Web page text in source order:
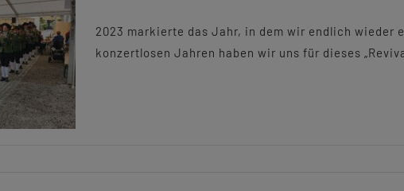
2023 markierte das Jahr, in dem wir endlich wieder
konzertlosen Jahren haben wir uns für dieses